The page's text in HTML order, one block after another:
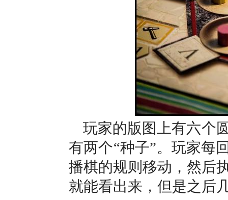
玩家的版图上有六个
有两个“种子”。玩家每
播棋的规则移动，然后
就能看出来，但是之后